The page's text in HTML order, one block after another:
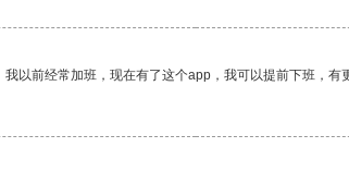
以前经常加班，现在有了这个app，我可以提前下班，有